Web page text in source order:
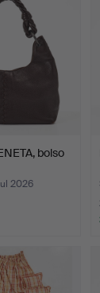
bolso
2026